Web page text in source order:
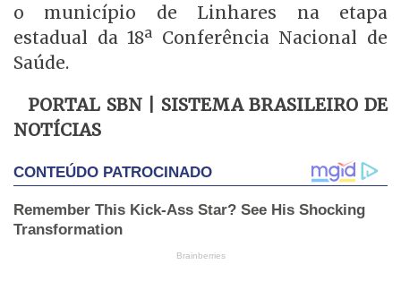
o município de Linhares na etapa
estadual da 18ª Conferência Nacional de
Saúde.
PORTAL SBN | SISTEMA BRASILEIRO DE
NOTÍCIAS